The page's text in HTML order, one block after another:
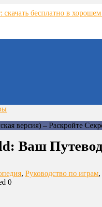
Ваш
, Руководство по играм,
0